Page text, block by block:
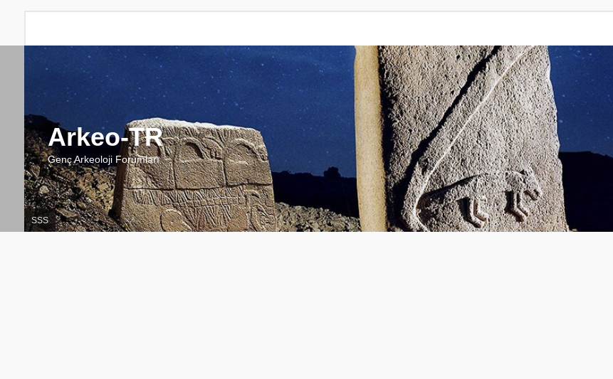
Arkeo-TR
Genç Arkeoloji Forumları
SSS